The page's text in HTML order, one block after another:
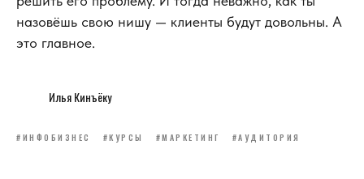
назовёшь свою нишу — клиенты будут довольны. А
это главное.
Илья Кинъёку
#ИНФОБИЗНЕС #КУРСЫ #МАРКЕТИНГ #АУДИТОРИЯ